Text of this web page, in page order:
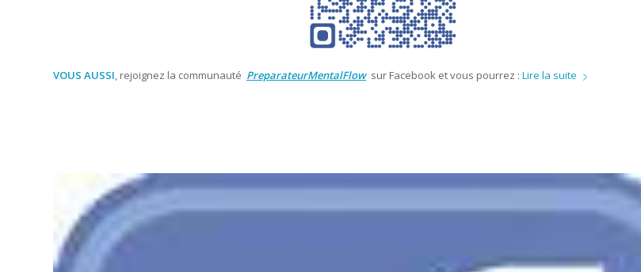
VOUS AUSSI, rejoignez la communauté PreparateurMentalFlow sur Facebook et vous pourrez : Lire la suite